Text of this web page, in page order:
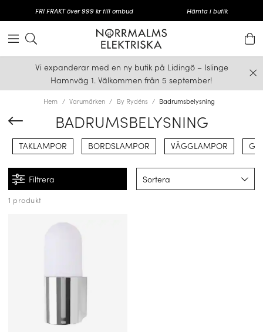
FRI FRAKT över 999 kr till ombud Hämta i butik
Vi expanderar med en ny butik på Lidingö – Islinge
Hamnväg 1. Välkommen från 5 september!
Hem Varumärken By Rydéns Badrumsbelysning
BADRUMSBELYSNING
TAKLAMPOR BORDSLAMPOR VÄGGLAMPOR
Filtrera Sortera
1 produkt